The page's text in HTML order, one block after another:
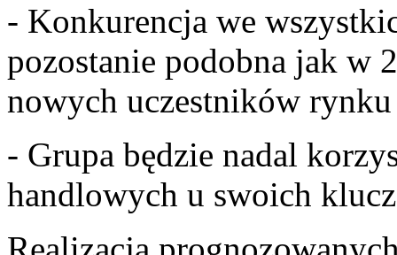
- Konkurencja we
pozostanie podobna jak w
nowych uczestników rynku
- Grupa będzie nadal
handlowych u swoich